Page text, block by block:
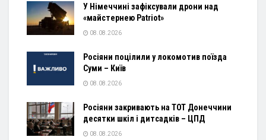
У Німеччині зафіксували дрони над
«майстернею Patriot»
08.08.2026
Росіяни поцілили у локомотив поїзда
Суми – Київ
08.08.2026
Росіяни закривають на ТОТ Донеччини
десятки шкіл і дитсадків – ЦПД
08.08.2026